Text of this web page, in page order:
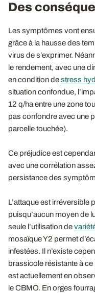
Des
Les symptômes vont
grâce à la hausse des
virus de s’exprimer.
le rendement, avec une
en condition destress
situation confondue,
12 q/ha entre une zone
pas confondre avec une
parcelle touchée).
Ce préjudice est
avec une corrélation
persistance des
L’attaque est irréversible
puisqu’aucun moyen de
seule l’utilisation de
mosaïque Y2 permet
infestées. Il n’existe
brassicole résistante à
est actuellement en
le CBMO. En orges